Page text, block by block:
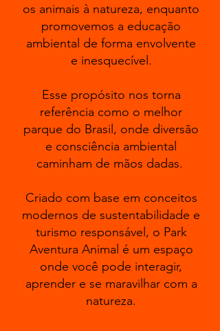
os animais à natureza, enquanto
promovemos a educação
ambiental de forma envolvente
e inesquecível.
Esse propósito nos torna
referência como o melhor
parque do Brasil, onde diversão
e consciência ambiental
caminham de mãos dadas.
Criado com base em conceitos
modernos de sustentabilidade e
turismo responsável, o Park
Aventura Animal é um espaço
onde você pode interagir,
aprender e se maravilhar com a
natureza.